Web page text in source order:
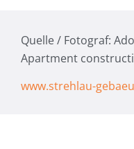
Quelle / Fotograf:
Apartment
www.strehlau-